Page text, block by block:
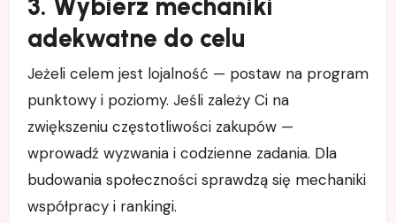
3. Wybierz mechaniki
adekwatne do celu
Jeżeli celem jest lojalność — postaw na program
punktowy i poziomy. Jeśli zależy Ci na
zwiększeniu częstotliwości zakupów —
wprowadź wyzwania i codzienne zadania. Dla
budowania społeczności sprawdzą się mechaniki
współpracy i rankingi.